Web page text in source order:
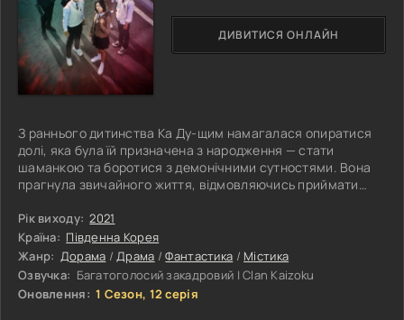
З раннього дитинства Ка Ду-щим намагалася опиратися
долі, яка була їй призначена з народження — стати
шаманкою та боротися з демонічними сутностями. Вона
прагнула звичайного життя, відмовляючись приймати
змінюється після переходу до нової школи, де вона
знайомиться зі своїм однокласником На У-су. Ця
випадкова зустріч стає переломним моментом для обох.
Після неї На У-су починає бачити духів і привидів, що
повністю руйнує його уявлення про
Рік виходу: 2021
Країна: Південна Корея
Жанр: Дорама /Драма /Фантастика / Містика
Озвучка: Багатоголосий закадровий | Сlan Kaizoku
Оновлення: 1 Сезон, 12 серія
ДИВИТИСЯ ОНЛАЙН